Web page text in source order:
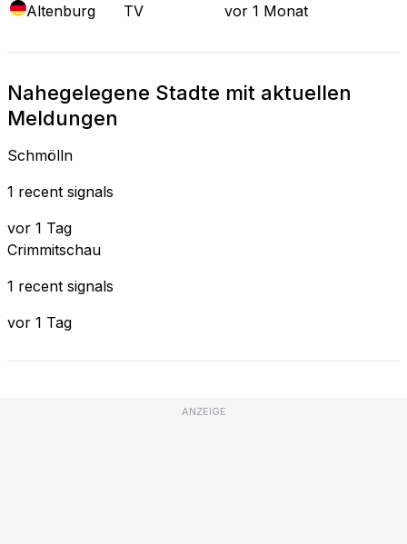
Altenburg
TV vor 1 Monat
Nahegelegene Stadte mit aktuellen
Meldungen
Schmölln
1 recent signals
vor 1 Tag
Crimmitschau
1 recent signals
vor 1 Tag
ANZEIGE